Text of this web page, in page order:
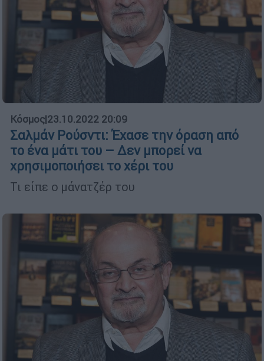
Κόσμος|23.10.2022 20:09
Σαλμάν Ρούσντι: Έχασε την όραση από
το ένα μάτι του – Δεν μπορεί να
χρησιμοποιήσει το χέρι του
Τι είπε ο μάνατζέρ του